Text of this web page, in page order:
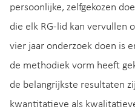
persoonlijke, zelfgekozen
die elk RG-lid kan vervullen
vier jaar onderzoek doen is
de methodiek vorm heeft
de belangrijkste resultaten
kwantitatieve als